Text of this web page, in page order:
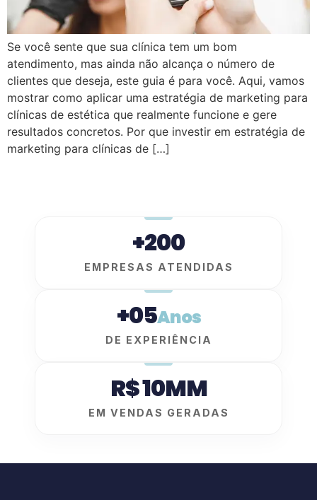
Se você sente que sua clínica tem um bom
atendimento, mas ainda não alcança o número de
clientes que deseja, este guia é para você. Aqui, vamos
mostrar como aplicar uma estratégia de marketing para
clínicas de estética que realmente funcione e gere
resultados concretos. Por que investir em estratégia de
marketing para clínicas de […]
+200
EMPRESAS ATENDIDAS
+05Anos
DE EXPERIÊNCIA
R$ 10MM
EM VENDAS GERADAS